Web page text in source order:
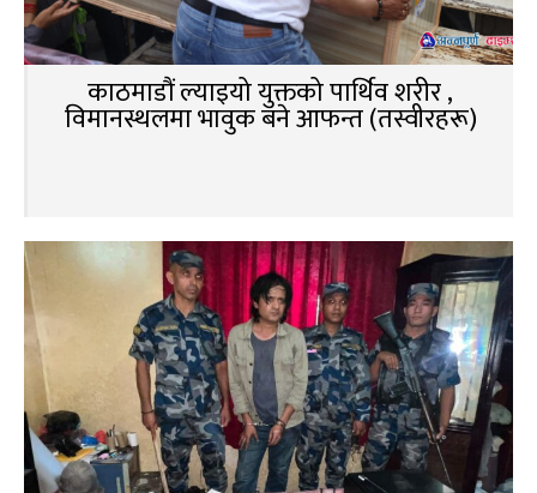
काठमाडौं ल्याइयो युक्तको पार्थिव शरीर ,
विमानस्थलमा भावुक बने आफन्त (तस्वीरहरू)